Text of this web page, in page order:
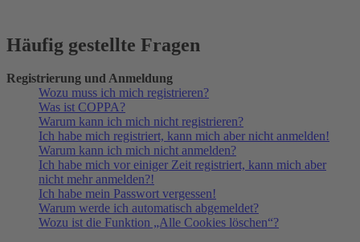
Häufig gestellte Fragen
Registrierung und Anmeldung
Wozu muss ich mich registrieren?
Was ist COPPA?
Warum kann ich mich nicht registrieren?
Ich habe mich registriert, kann mich aber nicht anmelden!
Warum kann ich mich nicht anmelden?
Ich habe mich vor einiger Zeit registriert, kann mich aber
nicht mehr anmelden?!
Ich habe mein Passwort vergessen!
Warum werde ich automatisch abgemeldet?
Wozu ist die Funktion „Alle Cookies löschen“?